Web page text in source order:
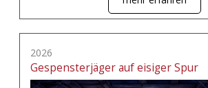
2026
Gespensterjäger auf eisiger Spur